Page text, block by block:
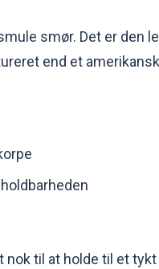
smør. Det er den
end et
til at holde til et tykt